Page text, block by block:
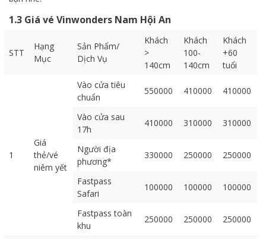
1.3 Giá vé Vinwonders Nam Hội An
STT
Hạng
Mục
Sản Phẩm/
Dịch Vụ
Khách
>
140cm
Khách
100-
140cm
Khách
+60
tuổi
1
Giá
thẻ/vé
niêm yết
Vào cửa tiêu
chuẩn
550000 410000 410000
Vào cửa sau
17h
410000 310000 310000
Người địa
phương*
330000 250000 250000
Fastpass
Safari
100000 100000 100000
Fastpass toàn
khu
250000 250000 250000